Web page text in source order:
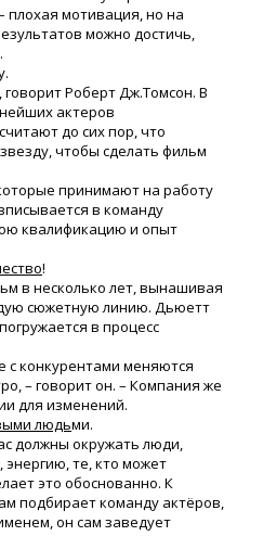
плохая мотивация, но на
можно достичь,
Роберт Дж.Томсон. В
актеров
до сих пор, что
чтобы сделать фильм
принимают на работу
в команду
квалификацию и опыт
!
в несколько лет, вынашивая
сюжетную линию. Дьюетт
в процесс
с конкурентами меняются
– говорит он. – Компания же
для изменений.
людьми.
должны окружать люди,
те, кто может
это обоснованно. К
подбирает команду актёров,
он сам заведует